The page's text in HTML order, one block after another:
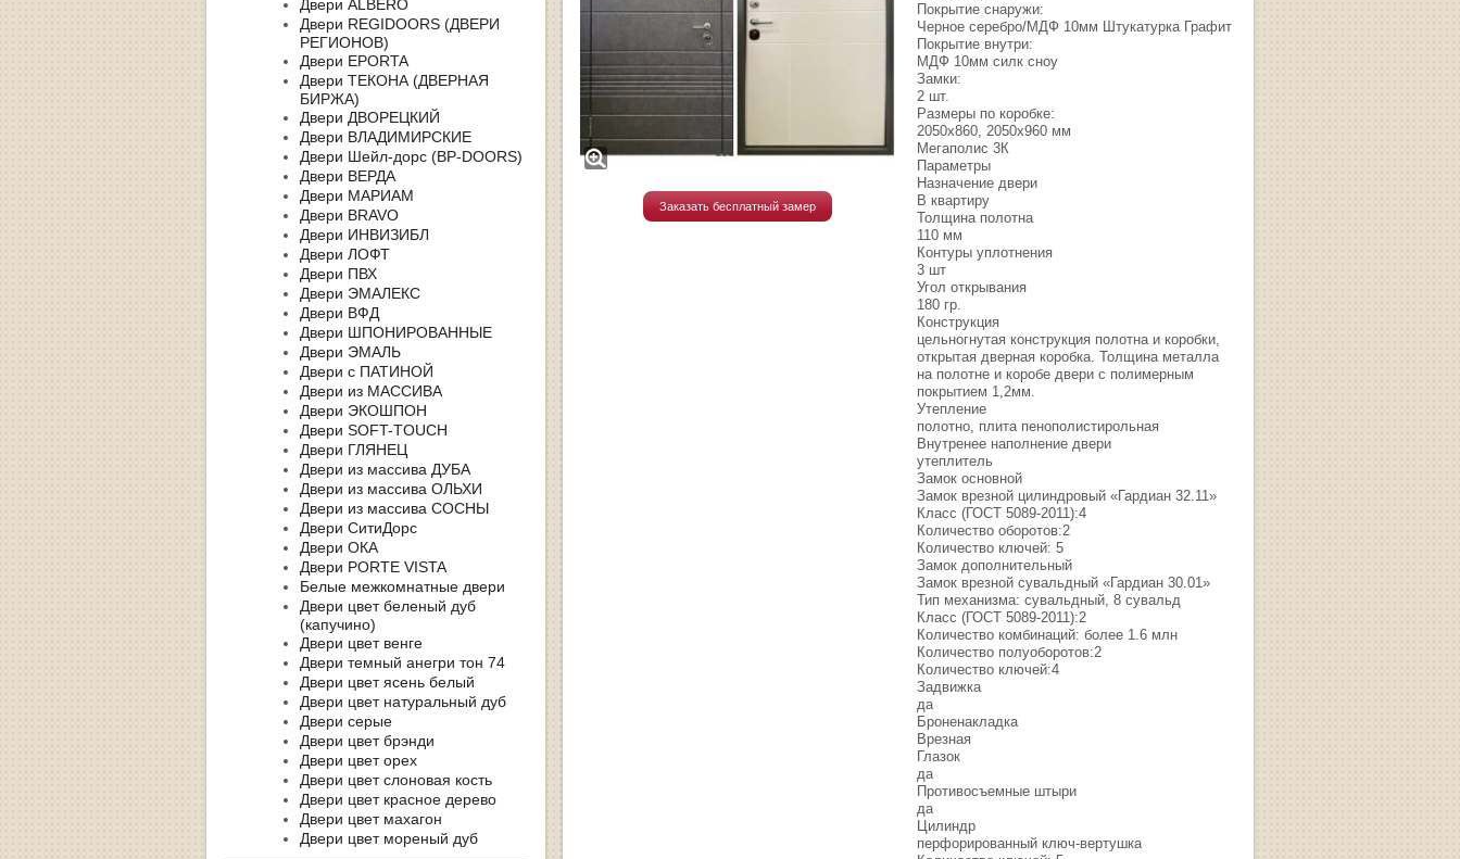
Двери ALBERO
Двери REGIDOORS (ДВЕРИ
РЕГИОНОВ)
Двери EPORTA
Двери ТЕКОНА (ДВЕРНАЯ
БИРЖА)
Двери ДВОРЕЦКИЙ
Двери ВЛАДИМИРСКИЕ
Двери Шейл-дорс (BP-DOORS)
Двери ВЕРДА
Двери МАРИАМ
Двери BRAVO
Двери ИНВИЗИБЛ
Двери ЛОФТ
Двери ПВХ
Двери ЭМАЛЕКС
Двери ВФД
Двери ШПОНИРОВАННЫЕ
Двери ЭМАЛЬ
Двери с ПАТИНОЙ
Двери из МАССИВА
Двери ЭКОШПОН
Двери SOFT-TOUCH
Двери ГЛЯНЕЦ
Двери из массива ДУБА
Двери из массива ОЛЬХИ
Двери из массива СОСНЫ
Двери СитиДорс
Двери ОКА
Двери PORTE VISTA
Белые межкомнатные двери
Двери цвет беленый дуб
(капучино)
Двери цвет венге
Двери темный анегри тон 74
Двери цвет ясень белый
Двери цвет натуральный дуб
Двери серые
Двери цвет брэнди
Двери цвет орех
Двери цвет слоновая кость
Двери цвет красное дерево
Двери цвет махагон
Двери цвет мореный дуб
Заказать бесплатный замер
Покрытие снаружи:
Черное серебро/МДФ 10мм Штукатурка Графит
Покрытие внутри:
МДФ 10мм силк сноу
Замки:
2 шт.
Размеры по коробке:
2050х860, 2050х960 мм
Мегаполис 3К
Параметры
Назначение двери
В квартиру
Толщина полотна
110 мм
Контуры уплотнения
3 шт
Угол открывания
180 гр.
Конструкция
цельногнутая конструкция полотна и коробки,
открытая дверная коробка. Толщина металла
на полотне и коробе двери с полимерным
покрытием 1,2мм.
Утепление
полотно, плита пенополистирольная
Внутренее наполнение двери
утеплитель
Замок основной
Замок врезной цилиндровый «Гардиан 32.11»
Класс (ГОСТ 5089-2011):4
Количество оборотов:2
Количество ключей: 5
Замок дополнительный
Замок врезной сувальдный «Гардиан 30.01»
Тип механизма: сувальдный, 8 сувальд
Класс (ГОСТ 5089-2011):2
Количество комбинаций: более 1.6 млн
Количество полуоборотов:2
Количество ключей:4
Задвижка
да
Броненакладка
Врезная
Глазок
да
Противосъемные штыри
да
Цилиндр
перфорированный ключ-вертушка